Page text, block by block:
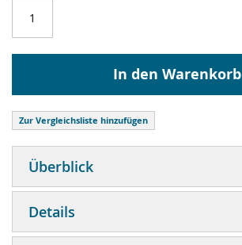
In den Warenkorb
Zur Vergleichsliste hinzufügen
Überblick
Details